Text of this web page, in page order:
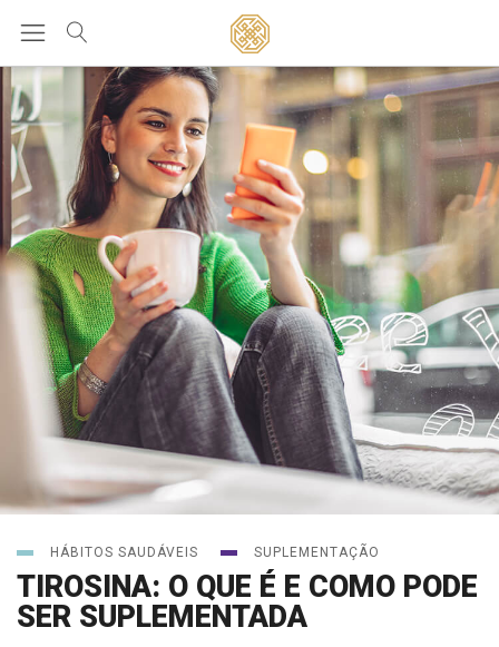
HÁBITOS SAUDÁVEIS SUPLEMENTAÇÃO
TIROSINA: O QUE É E COMO PODE
SER SUPLEMENTADA